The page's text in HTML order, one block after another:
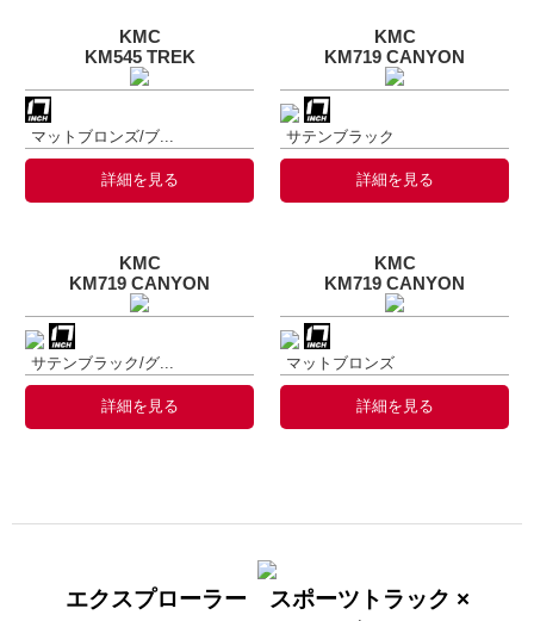
KMC
KM545 TREK
マットブロンズ/ブ...
詳細を見る
KMC
KM719 CANYON
サテンブラック
詳細を見る
KMC
KM719 CANYON
サテンブラック/グ...
詳細を見る
KMC
KM719 CANYON
マットブロンズ
詳細を見る
エクスプローラー スポーツトラック ×